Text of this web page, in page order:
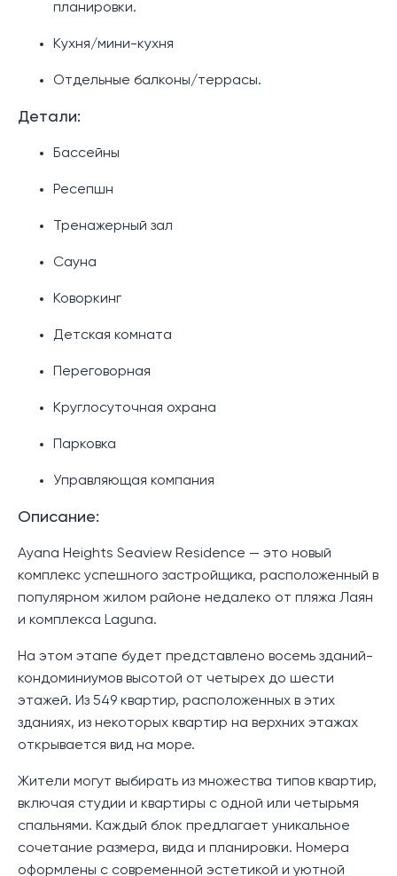
планировки.
Кухня/мини-кухня
Отдельные балконы/террасы.
Детали:
Бассейны
Ресепшн
Тренажерный зал
Сауна
Коворкинг
Детская комната
Переговорная
Круглосуточная охрана
Парковка
Управляющая компания
Описание:
Ayana Heights Seaview Residence — это новый
комплекс успешного застройщика, расположенный в
популярном жилом районе недалеко от пляжа Лаян
и комплекса Laguna.
На этом этапе будет представлено восемь зданий-
кондоминиумов высотой от четырех до шести
этажей. Из 549 квартир, расположенных в этих
зданиях, из некоторых квартир на верхних этажах
открывается вид на море.
Жители могут выбирать из множества типов квартир,
включая студии и квартиры с одной или четырьмя
спальнями. Каждый блок предлагает уникальное
сочетание размера, вида и планировки. Номера
оформлены с современной эстетикой и уютной